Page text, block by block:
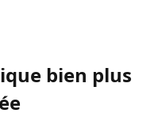
bien plus